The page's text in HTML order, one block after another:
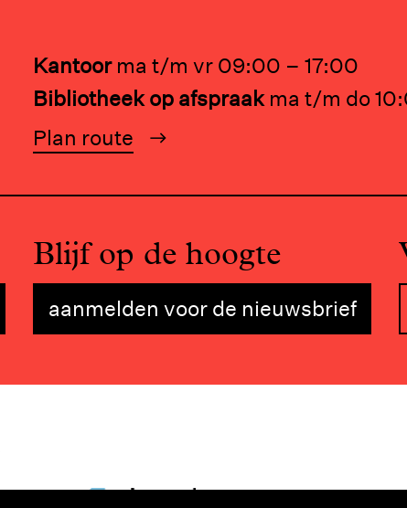
Kantoor ma t/m vr 09:00 – 17:00
Bibliotheek op afspraak ma t/m do
Plan route
Blijf op de hoogte
aanmelden voor de nieuwsbrief